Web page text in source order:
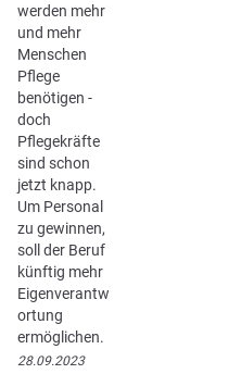
werden mehr
und mehr
Menschen
Pflege
benötigen -
doch
Pflegekräfte
sind schon
jetzt knapp.
Um Personal
zu gewinnen,
soll der Beruf
künftig mehr
Eigenverantw
ortung
ermöglichen.
28.09.2023